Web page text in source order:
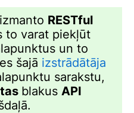
RESTful
to varat piekļūt
un to
šajā izstrādātāja
sarakstu,
blakus API